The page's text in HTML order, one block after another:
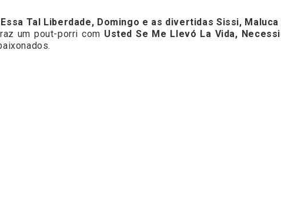
Tal Liberdade, Domingo e as divertidas Sissi,
um pout-porri com Usted Se Me Llevó La Vida,